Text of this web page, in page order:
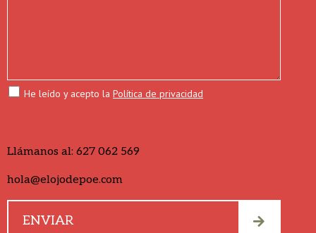
He leído y acepto la Política de privacidad
Llámanos al: 627 062 569
hola@elojodepoe.com